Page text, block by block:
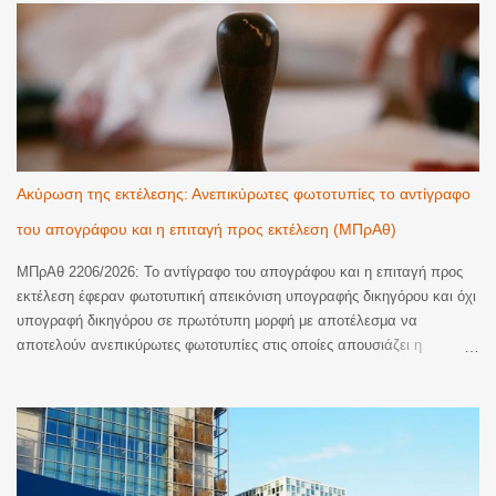
Ακύρωση της εκτέλεσης: Ανεπικύρωτες φωτοτυπίες το αντίγραφο
του απογράφου και η επιταγή προς εκτέλεση (ΜΠρΑθ)
ΜΠρΑθ 2206/2026: Το αντίγραφο του απογράφου και η επιταγή προς
εκτέλεση έφεραν φωτοτυπική απεικόνιση υπογραφής δικηγόρου και όχι
υπογραφή δικηγόρου σε πρωτότυπη μορφή με αποτέλεσμα να
αποτελούν ανεπικύρωτες φωτοτυπίες στις οποίες απουσιάζει η
Πρωτοδικείου Αθηνών (Περιουσιακές διαφορές – Ανακοπές Εκτέλεσης)
έγινε δεκτός λόγος ανακοπής που αφορούσε την έλλειψη αποδεικτικής
ισχύος του αντιγράφου εξ απογράφου εκτελεστού που κοινοποιήθηκε
με την επιταγή προς πληρωμή για να ξεκινήσει η διαδικασία της